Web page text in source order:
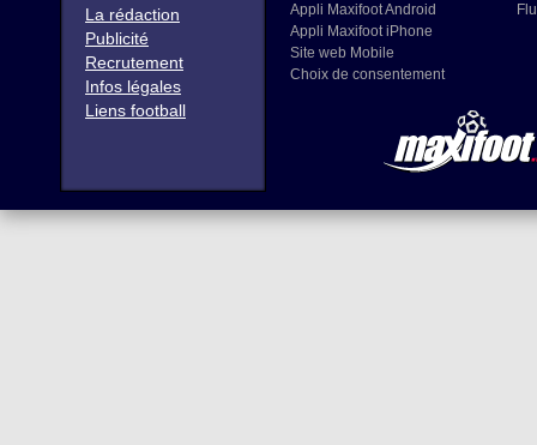
La rédaction
Publicité
Recrutement
Infos légales
Liens football
Appli Maxifoot Android
Appli Maxifoot iPhone
Site web Mobile
Choix de consentement